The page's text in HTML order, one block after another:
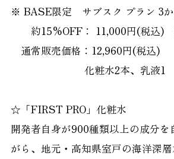
※ BASE限定 サブスク プラン 3
約15%OFF： 11,000円(税込)
通常販売価格：12,960円(税込)
化粧水2本、乳液1
☆「FIRST PRO」化粧水
開発者自身が900種類以上の成分を
がら、地元・高知県室戸の海洋深